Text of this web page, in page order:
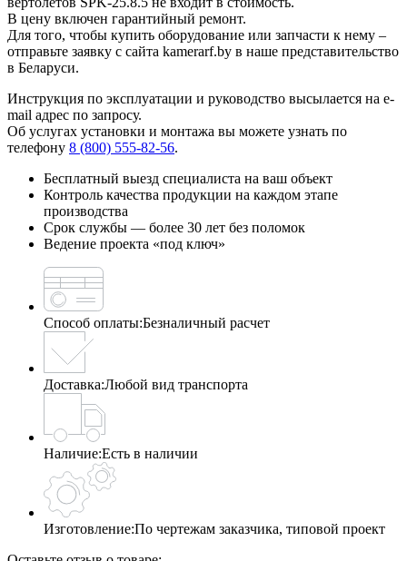
В цену включен гарантийный ремонт.
Для того, чтобы купить оборудование или запчасти к нему –
отправьте заявку с сайта kamerarf.by в наше представительство
в Беларуси.
Инструкция по эксплуатации и руководство высылается на e-
mail адрес по запросу.
Об услугах установки и монтажа вы можете узнать по
телефону 8 (800) 555-82-56.
Бесплатный выезд специалиста на ваш объект
Контроль качества продукции на каждом этапе
производства
Срок службы — более 30 лет без поломок
Ведение проекта «под ключ»
Способ оплаты:Безналичный расчет
Доставка:Любой вид транспорта
Наличие:Есть в наличии
Изготовление:По чертежам заказчика, типовой проект